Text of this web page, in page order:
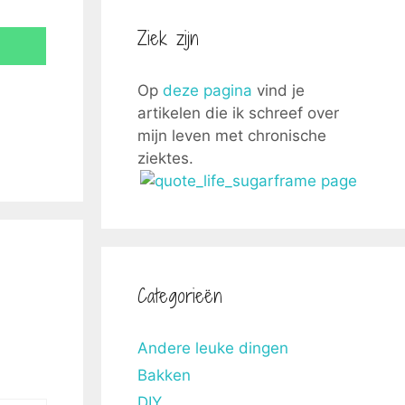
Ziek zijn
Op deze pagina vind je
artikelen die ik schreef over
mijn leven met chronische
ziektes.
Categorieën
Andere leuke dingen
Bakken